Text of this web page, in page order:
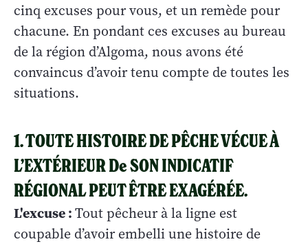
cinq excuses pour vous, et un remède pour
chacune. En pondant ces excuses au bureau
de la région d’Algoma, nous avons été
convaincus d’avoir tenu compte de toutes les
situations.
1. TOUTE HISTOIRE DE PÊCHE VÉCUE À
L’EXTÉRIEUR De SON INDICATIF
RÉGIONAL PEUT ÊTRE EXAGÉRÉE.
L'excuse :Tout pêcheur à la ligne est
coupable d’avoir embelli une histoire de